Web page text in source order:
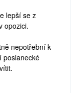
lepší se z
opozici.
nepotřební k
poslanecké